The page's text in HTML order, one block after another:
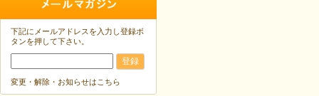
下記にメールアドレスを入力し登録ボ
タンを押して下さい。
変更・解除・お知らせはこちら